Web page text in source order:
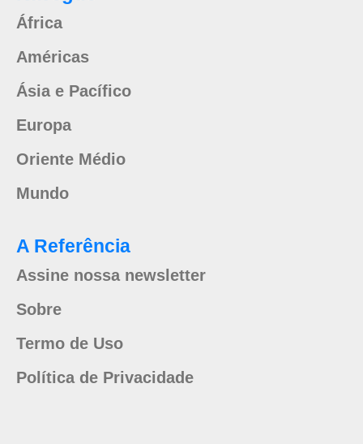
África
Américas
Ásia e Pacífico
Europa
Oriente Médio
Mundo
A Referência
Assine nossa newsletter
Sobre
Termo de Uso
Política de Privacidade